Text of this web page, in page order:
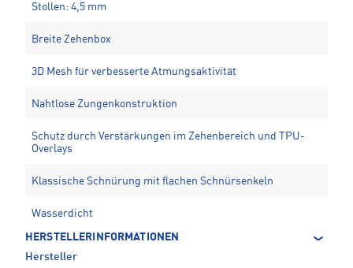
Stollen: 4,5 mm
Breite Zehenbox
3D Mesh für verbesserte Atmungsaktivität
Nahtlose Zungenkonstruktion
Schutz durch Verstärkungen im Zehenbereich und TPU-
Overlays
Klassische Schnürung mit flachen Schnürsenkeln
Wasserdicht
HERSTELLERINFORMATIONEN
Hersteller